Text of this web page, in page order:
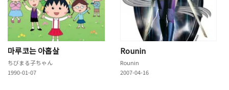
마루코는 아홉살
ちびまる子ちゃん
1990-01-07
Rounin
Rounin
2007-04-16